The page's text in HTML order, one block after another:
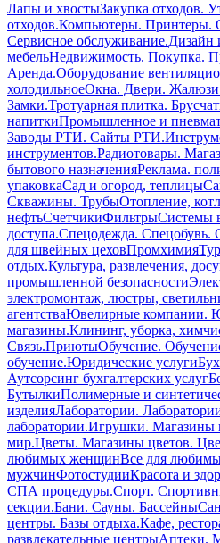
Лапы и хвостыЗакупка отходов.
отходов.Компьютеры. Принтеры.
Сервисное обслуживание.Дизайн
мебельНедвижимость. Покупка.
Аренда.Оборудование
холодильноеОкна. Двери.
Замки.Тротуарная плитка.
напиткиПромышленное и
Заводы РТИ. Сайты РТИ.
инструментов.Радиотовары.
бытового назначенияРеклама.
упаковкаСад и огород, теплицы
Скважины. ТрубыОтопление,
нефтьСчетчикиФильтрыСистемы
доступа.Спецодежда. Спецобувь.
для швейных цеховПромхимия
отдых.Культура, развлечения,
промышленной безопасности
электромонтаж, люстры,
агентстваЮвелирные компании.
магазины.Клининг, уборка,
Связь.ПриютыОбучение.
обучение.Юридические услуги
Аутсорсинг бухгалтерских услуг
БутылкиПолимерные и
изделияЛаборатории.
лаборатории.Игрушки. Магазины
мир.Цветы. Магазины цветов.
любимых женщинВсе для
мужчинФотостудииКрасота и
СПА процедуры.Спорт.
секции.Бани. Сауны. Бассейны
центры. Базы отдыха.Кафе,
развлекательные центрыАптеки.